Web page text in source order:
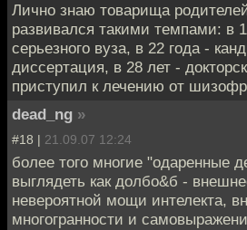
Лично знаю товарища
развивался такими темпами: в
серьезного вуза, в 22 года -
диссертация, в 28 лет -
приступил к лечению от
dead_ng »
#18 | 21.09.07 12:24
более того многие "одаренные
выглядеть как долбо&б -
невероятной мощи интелекта,
многогранности и